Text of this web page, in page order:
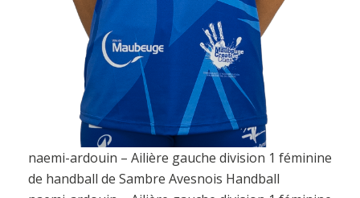
naemi-ardouin – Ailière gauche division 1 féminine
de handball de Sambre Avesnois Handball